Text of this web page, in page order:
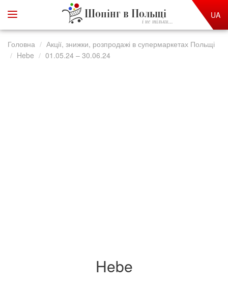
Шопінг в Польщі
і не тільки...
UA
Головна
Акції, знижки, розпродажі в супермаркетах Польщі
Hebe
01.05.24 – 30.06.24
Hebe